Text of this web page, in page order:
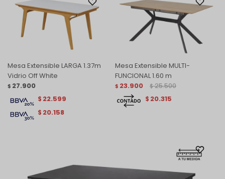
Mesa Extensible LARGA 1.37m
Vidrio Off White
$ 27.900
$ 20.158
$ 22.599
Mesa Extensible MULTI-
FUNCIONAL 1.60 m
$ 23.900 $ 25.500
$ 20.315